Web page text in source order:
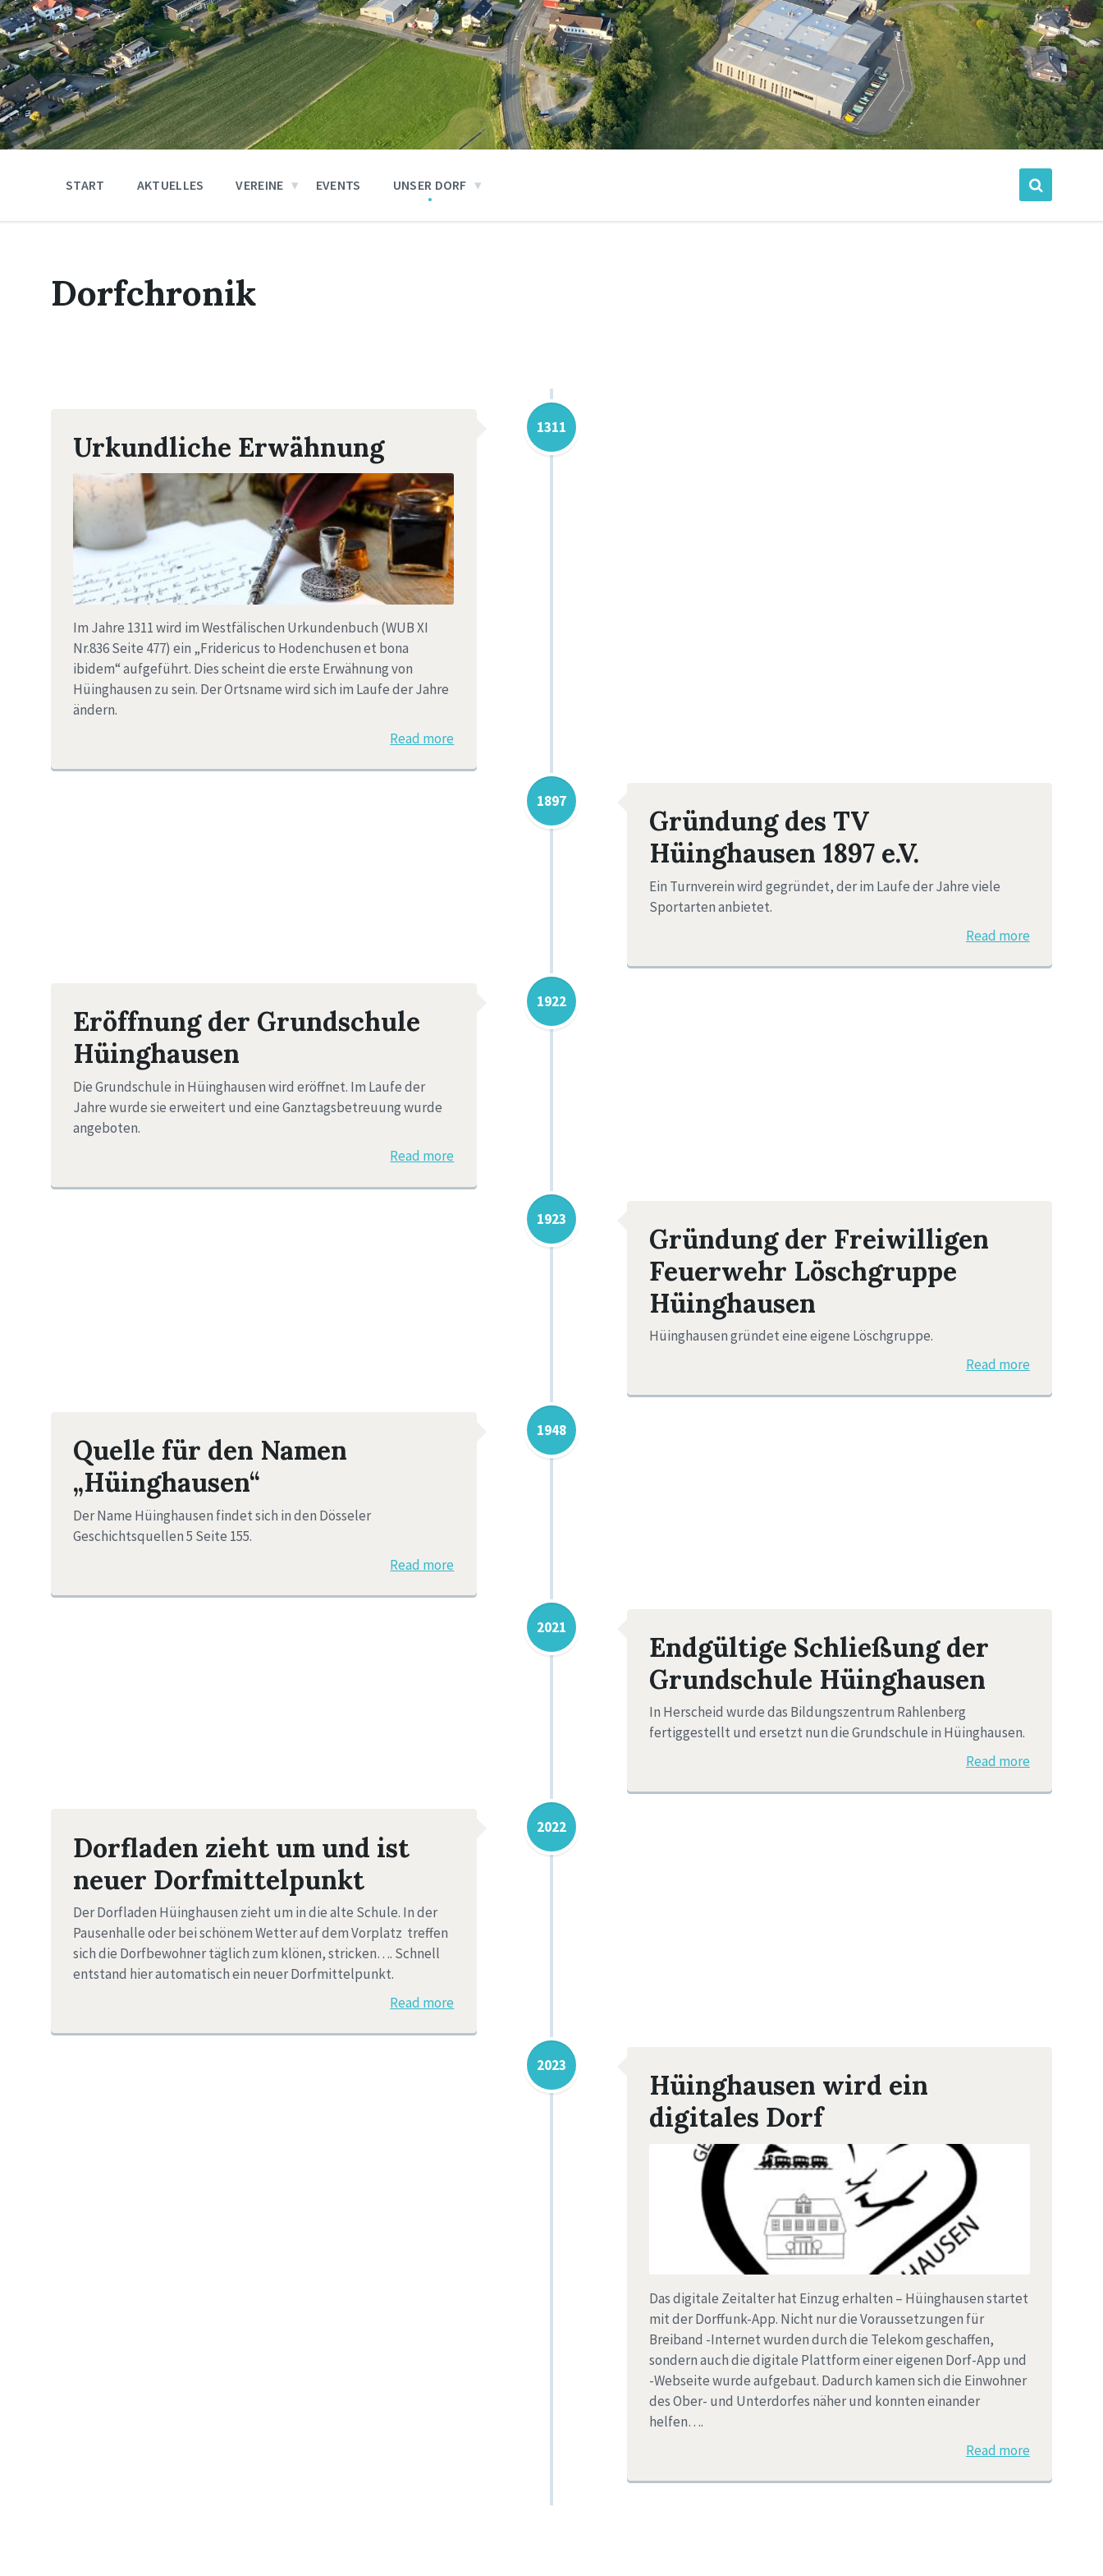
START AKTUELLES VEREINE EVENTS UNSER DORF
Dorfchronik
1311
Urkundliche Erwähnung
Im Jahre 1311 wird im Westfälischen Urkundenbuch (WUB XI
Nr.836 Seite 477) ein „Fridericus to Hodenchusen et bona
ibidem“ aufgeführt. Dies scheint die erste Erwähnung von
Hüinghausen zu sein. Der Ortsname wird sich im Laufe der Jahre
ändern.
Read more
1897
Gründung des TV
Hüinghausen 1897 e.V.
Ein Turnverein wird gegründet, der im Laufe der Jahre viele
Sportarten anbietet.
Read more
1922
Eröffnung der Grundschule
Hüinghausen
Die Grundschule in Hüinghausen wird eröffnet. Im Laufe der
Jahre wurde sie erweitert und eine Ganztagsbetreuung wurde
angeboten.
Read more
1923
Gründung der Freiwilligen
Feuerwehr Löschgruppe
Hüinghausen
Hüinghausen gründet eine eigene Löschgruppe.
Read more
1948
Quelle für den Namen
„Hüinghausen“
Der Name Hüinghausen findet sich in den Dösseler
Geschichtsquellen 5 Seite 155.
Read more
2021
Endgültige Schließung der
Grundschule Hüinghausen
In Herscheid wurde das Bildungszentrum Rahlenberg
fertiggestellt und ersetzt nun die Grundschule in Hüinghausen.
Read more
2022
Dorfladen zieht um und ist
neuer Dorfmittelpunkt
Der Dorfladen Hüinghausen zieht um in die alte Schule. In der
Pausenhalle oder bei schönem Wetter auf dem Vorplatz treffen
sich die Dorfbewohner täglich zum klönen, stricken…. Schnell
entstand hier automatisch ein neuer Dorfmittelpunkt.
Read more
2023
Hüinghausen wird ein
digitales Dorf
Das digitale Zeitalter hat Einzug erhalten – Hüinghausen startet
mit der Dorffunk-App. Nicht nur die Voraussetzungen für
Breiband -Internet wurden durch die Telekom geschaffen,
sondern auch die digitale Plattform einer eigenen Dorf-App und
-Webseite wurde aufgebaut. Dadurch kamen sich die Einwohner
des Ober- und Unterdorfes näher und konnten einander
helfen….
Read more